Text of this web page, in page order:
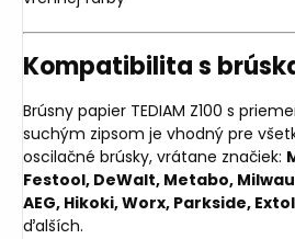
Kompatibilita s
Brúsny papier TEDIAM Z100 s
suchým zipsom je vhodný pre
oscilačné brúsky, vrátane značiek:
Festool, DeWalt, Metabo,
AEG, Hikoki, Worx, Parkside,
ďalších.